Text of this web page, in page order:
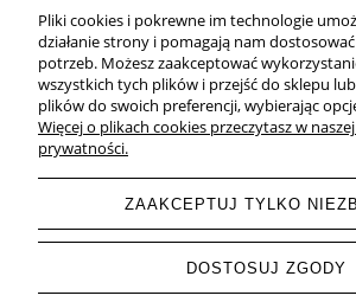
Natural Home Decor | E-mail: sklep at
507 707 299 | NIP: 7971800592 |
Copyright © 2026 -
Pliki cookies i pokrewne im technologie
działanie strony i pomagają nam
potrzeb. Możesz zaakceptować
wszystkich tych plików i przejść do sklepu
plików do swoich preferencji, wybierając
Więcej o plikach cookies przeczytasz w
prywatności.
ZAAKCEPTUJ TYLKO
DOSTOSUJ ZGODY